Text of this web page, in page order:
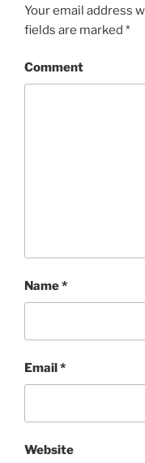
Your email address
fields are marked *
Comment
Name*
Email*
Website